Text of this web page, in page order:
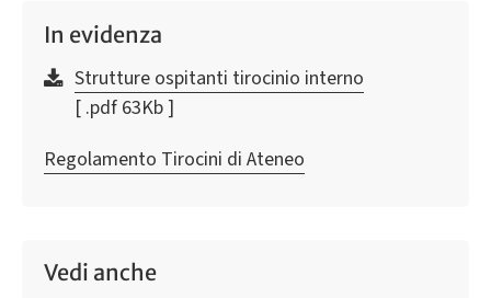
In evidenza
Strutture ospitanti tirocinio interno
[ .pdf 63Kb ]
Regolamento Tirocini di Ateneo
Vedi anche